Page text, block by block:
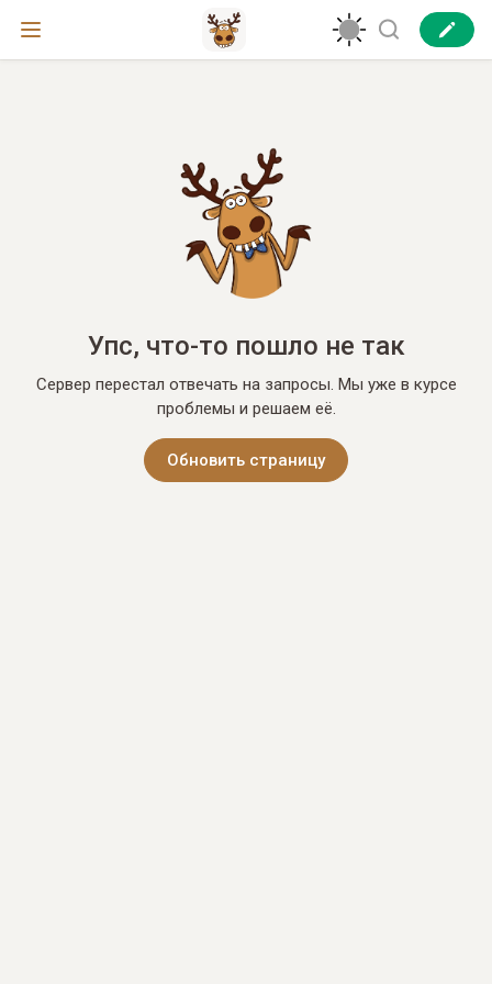
Упс, что-то пошло не так
Сервер перестал отвечать на запросы. Мы уже в курсе
проблемы и решаем её.
Обновить страницу